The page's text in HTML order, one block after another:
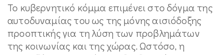
Το κυβερνητικό κόμμα επιμένει στο δόγμα της
αυτοδυναμίας του ως της μόνης αισιόδοξης
προοπτικής για τη λύση των προβλημάτων
της κοινωνίας και της χώρας. Ωστόσο, η